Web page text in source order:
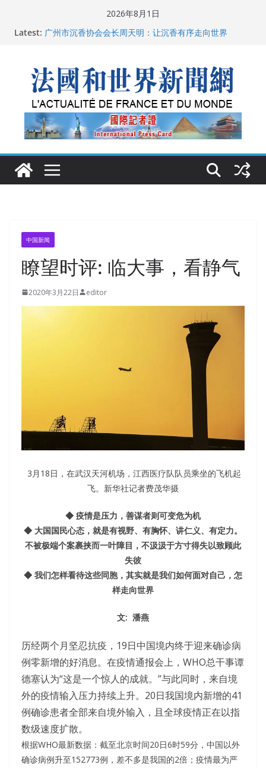
2026年8月1日
Latest: 广州市沉香协会会长周天明：让沉香有序走向世界
从一杯沉香叶茶到一缕海南天香：加拿大茶艺师邓岚月
海南沉香文化考察纪行
中国新闻
瞭望时评: 临大事，看静气
2020年3月22日 editor
3月18日，在武汉天河机场，江西医疗队队员乘坐的飞机起
飞。新华社记者费茂华摄
◆ 疫情是压力，善谋者则可变危为机
◆ 大国国民心态，就是有视野、有胸怀、讲仁义、有定力。
不被极端个案裹挟而一叶障目，不汲汲于方寸得失以致顾此
失彼
◆ 我们怎样看待这些同胞，其实就是我们如何面对自己，怎
样走向世界
文: 潘燕
历经两个月坚忍抗疫，19日中国境内终于迎来确诊病
例零新增的好消息。在疫情通报会上，WHO总干事谭
德塞认为“这是一个惊人的成就。”与此同时，来自境
外的疫情输入压力持续上升。20日我国境内新增的41
例确诊患者全部来自境外输入，且全球疫情正在以指
数级速度扩散。
根据WHO最新数据：截至北京时间20日6时59分，中国以外
确诊病例升至152773例，差不多是我国的2倍；疫情最为严